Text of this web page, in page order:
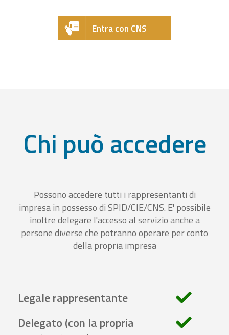
Entra con CNS
Chi può accedere
Possono accedere tutti i rappresentanti di
impresa in possesso di SPID/CIE/CNS. E' possibile
inoltre delegare l'accesso al servizio anche a
persone diverse che potranno operare per conto
della propria impresa
Legale rappresentante
Delegato (con la propria